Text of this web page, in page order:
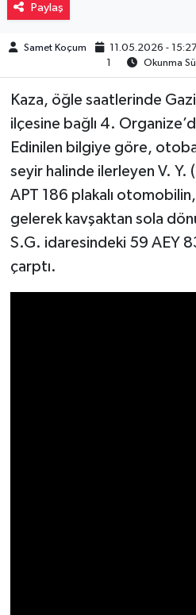
Paylaş
Samet Koçum 11.05.2026 - 15:27
1
Okunma
Kaza, öğle saatlerinde
ilçesine bağlı 4.
Edinilen bilgiye göre,
seyir halinde ilerleyen V. Y.
APT 186 plakalı
gelerek kavşaktan sola
S.G. idaresindeki 59 AEY
çarptı.
Teknoloji
Türkiye
Video Haber
Yaşam